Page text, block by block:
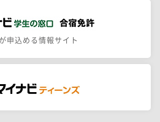
申込める情報サイト